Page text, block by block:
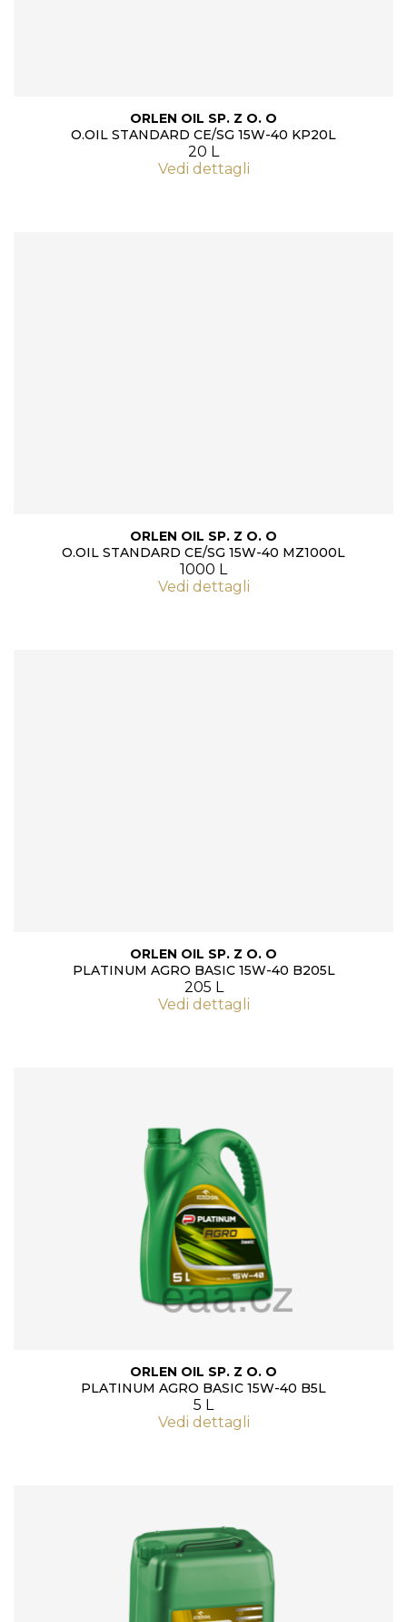
ORLEN OIL SP. Z O. O
O.OIL STANDARD CE/SG 15W-40 KP20L
20 L
Vedi dettagli
ORLEN OIL SP. Z O. O
O.OIL STANDARD CE/SG 15W-40 MZ1000L
1000 L
Vedi dettagli
ORLEN OIL SP. Z O. O
PLATINUM AGRO BASIC 15W-40 B205L
205 L
Vedi dettagli
ORLEN OIL SP. Z O. O
PLATINUM AGRO BASIC 15W-40 B5L
5 L
Vedi dettagli